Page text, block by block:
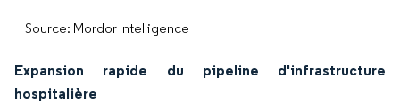
Source: Mordor Intelligence
Expansion rapide du pipeline d'infrastructure
hospitalière